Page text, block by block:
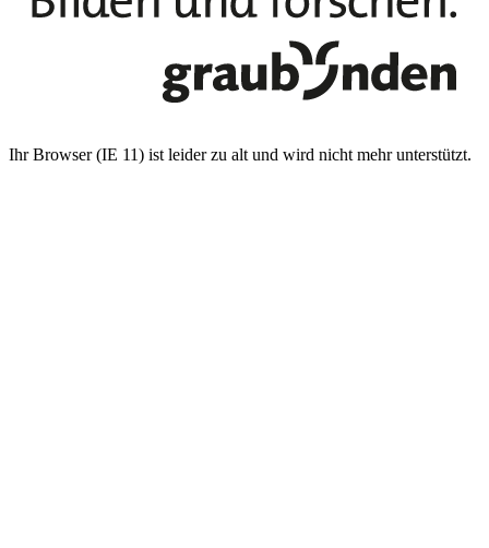
Ihr Browser (IE 11) ist leider zu alt und wird nicht mehr unterstützt.